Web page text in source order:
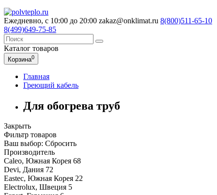
Ежедневно, с 10:00 до 20:00 zakaz@onklimat.ru 8(800)511-65-10
8(499)649-75-85
Каталог товаров
Корзина0
Главная
Греющий кабель
Для обогрева труб
Закрыть
Фильтр товаров
Ваш выбор: Сбросить
Производитель
Caleo, Южная Корея 68
Devi, Дания 72
Eastec, Южная Корея 22
Electrolux, Швеция 5